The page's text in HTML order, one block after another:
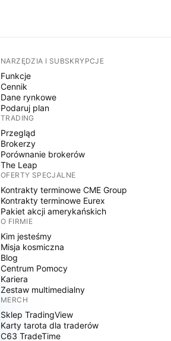
NARZĘDZIA I SUBSKRYPCJE
Funkcje
Cennik
Dane rynkowe
Podaruj plan
TRADING
Przegląd
Brokerzy
Porównanie brokerów
The Leap
OFERTY SPECJALNE
Kontrakty terminowe CME Group
Kontrakty terminowe Eurex
Pakiet akcji amerykańskich
O FIRMIE
Kim jesteśmy
Misja kosmiczna
Blog
Centrum Pomocy
Kariera
Zestaw multimedialny
MERCH
Sklep TradingView
Karty tarota dla traderów
C63 TradeTime